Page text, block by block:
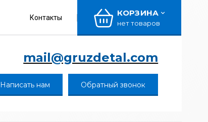
Контакты КОРЗИНА
нет товаров
mail@gruzdetal.com
Написать нам Обратный звонок